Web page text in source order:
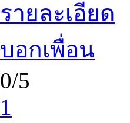
รายละเอียด
บอกเพื่อน
0/5
1